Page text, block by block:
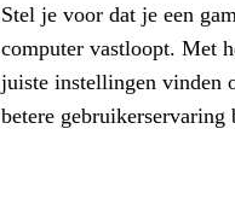
Stel je voor dat je een
computer vastloopt. Met
juiste instellingen vinden
betere